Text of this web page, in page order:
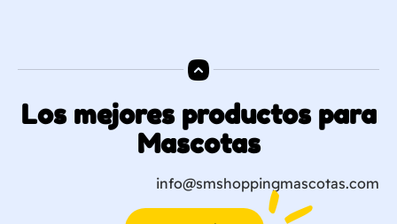
Los mejores productos para
Mascotas
info@smshoppingmascotas.com